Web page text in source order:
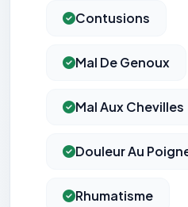
Contusions
Mal De Genoux
Mal Aux Chevilles
Douleur Au
Rhumatisme